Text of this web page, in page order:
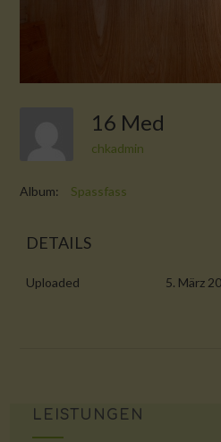
16 Med
chkadmin
Album: Spassfass
DETAILS
Uploaded 5. März
LEISTUNGEN